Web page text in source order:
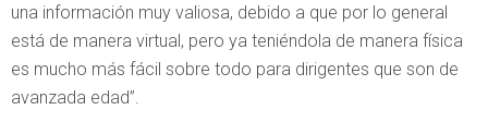
una información muy valiosa, debido a que por lo general
está de manera virtual, pero ya teniéndola de manera física
es mucho más fácil sobre todo para dirigentes que son de
avanzada edad”.